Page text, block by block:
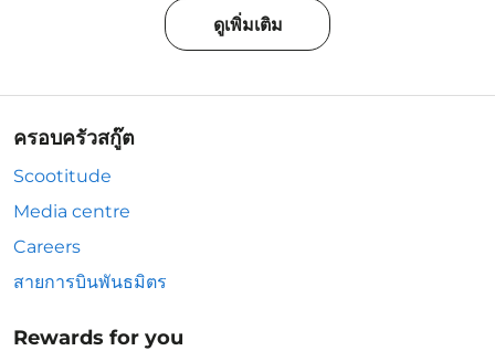
ดูเพิ่มเติม
ครอบครัวสกู๊ต
Scootitude
Media centre
Careers
สายการบินพันธมิตร
Rewards for you